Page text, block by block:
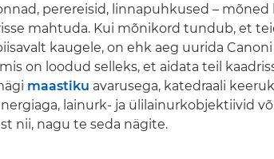
perereisid, linnapuhkused –
mahtuda. Kui mõnikord tundub, et
kaugele, on ehk aeg uurida Canoni
on loodud selleks, et aidata teil
maastiku avarusega, katedraali
lainurk- ja ülilainurkobjektiivid
nii, nagu te seda nägite.